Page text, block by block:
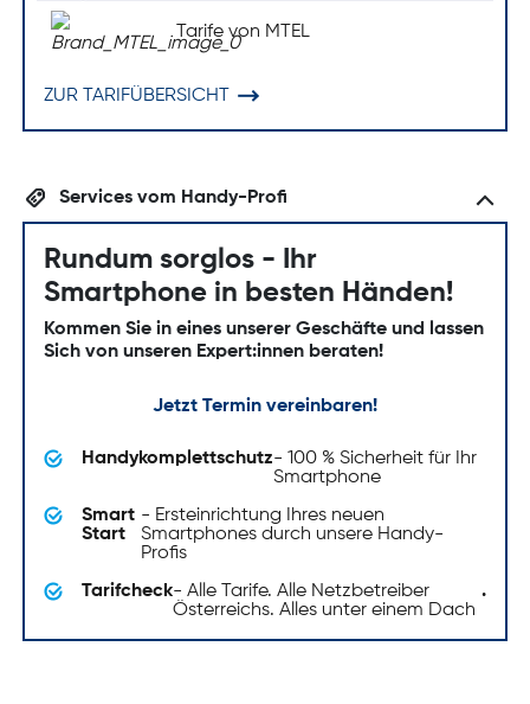
Tarife von MTEL
ZUR TARIFÜBERSICHT
Services vom Handy-Profi
Rundum sorglos - Ihr
Smartphone in besten Händen!
Kommen Sie in eines unserer Geschäfte und lassen
Sich von unseren Expert:innen beraten!
Jetzt Termin vereinbaren!
Handykomplettschutz- 100 % Sicherheit für Ihr
Smartphone
Smart
Start
- Ersteinrichtung Ihres neuen
Smartphones durch unsere Handy-
Profis
Tarifcheck- Alle Tarife. Alle Netzbetreiber
Österreichs. Alles unter einem Dach
.